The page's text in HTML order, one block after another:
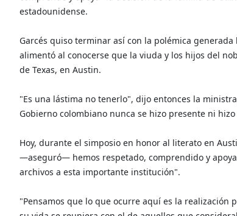
estadounidense.
Garcés quiso terminar así con la polémica
alimentó al conocerse que la viuda y los hijos del
de Texas, en Austin.
"Es una lástima no tenerlo", dijo entonces la
Gobierno colombiano nunca se hizo presente ni
Hoy, durante el simposio en honor al literato en
—aseguró— hemos respetado, comprendido y
archivos a esta importante institución".
"Pensamos que lo que ocurre aquí es la